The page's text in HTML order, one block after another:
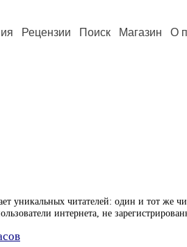
Рецензии Поиск Магазин О
уникальных читателей: один и тот же
интернета, не